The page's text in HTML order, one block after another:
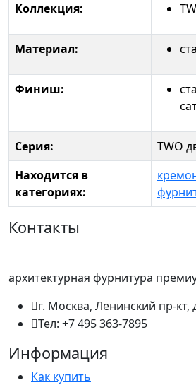
Коллекция:
Материал:
Финиш:
Серия:
TWO
Находится в
категориях:
Контакты
архитектурная фурнитура
г. Москва, Ленинский пр-кт,
Тел: +7 495 363-7895
Информация
Как купить